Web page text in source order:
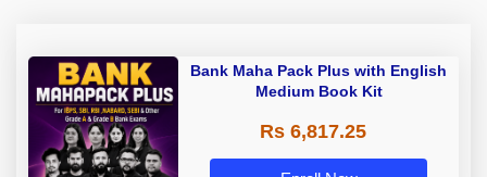
Bank Maha Pack Plus with English
Medium Book Kit
Rs 6,817.25